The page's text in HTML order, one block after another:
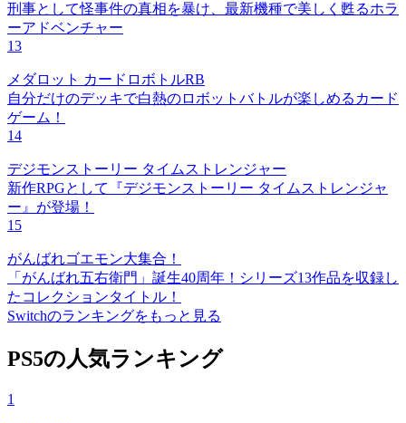
刑事として怪事件の真相を暴け、最新機種で美しく甦るホラ
ーアドベンチャー
13
メダロット カードロボトルRB
自分だけのデッキで白熱のロボットバトルが楽しめるカード
ゲーム！
14
デジモンストーリー タイムストレンジャー
新作RPGとして『デジモンストーリー タイムストレンジャ
ー』が登場！
15
がんばれゴエモン大集合！
「がんばれ五右衛門」誕生40周年！シリーズ13作品を収録し
たコレクションタイトル！
Switchのランキングをもっと見る
PS5の人気ランキング
1